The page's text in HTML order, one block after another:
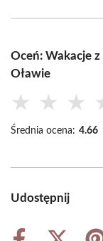
Oceń: Wakacje
Oławie
★ ★ ★
Średnia ocena: 4.66
Udostępnij